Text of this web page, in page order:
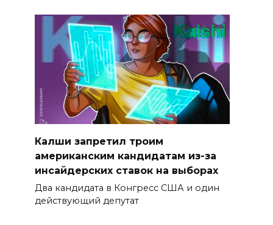
Калши запретил троим
американским кандидатам из-за
инсайдерских ставок на выборах
Два кандидата в Конгресс США и один
действующий депутат